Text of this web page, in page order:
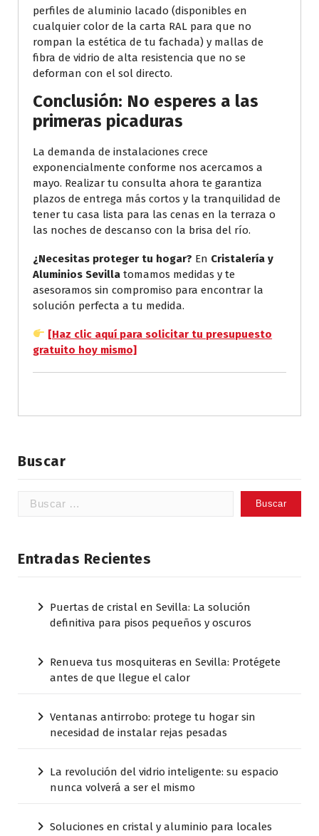
perfiles de aluminio lacado (disponibles en
cualquier color de la carta RAL para que no
rompan la estética de tu fachada) y mallas de
fibra de vidrio de alta resistencia que no se
deforman con el sol directo.
Conclusión: No esperes a las
primeras picaduras
La demanda de instalaciones crece
exponencialmente conforme nos acercamos a
mayo. Realizar tu consulta ahora te garantiza
plazos de entrega más cortos y la tranquilidad de
tener tu casa lista para las cenas en la terraza o
las noches de descanso con la brisa del río.
¿Necesitas proteger tu hogar? En Cristalería y
Aluminios Sevilla tomamos medidas y te
asesoramos sin compromiso para encontrar la
solución perfecta a tu medida.
[Haz clic aquí para solicitar tu presupuesto
gratuito hoy mismo]
Buscar
Buscar:
Entradas Recientes
Puertas de cristal en Sevilla: La solución
definitiva para pisos pequeños y oscuros
Renueva tus mosquiteras en Sevilla: Protégete
antes de que llegue el calor
Ventanas antirrobo: protege tu hogar sin
necesidad de instalar rejas pesadas
La revolución del vidrio inteligente: su espacio
nunca volverá a ser el mismo
Soluciones en cristal y aluminio para locales